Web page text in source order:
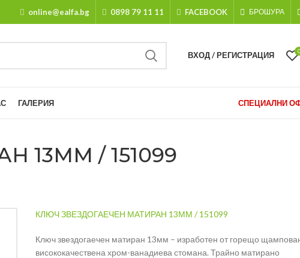
online@ealfa.bg 0898 79 11 11 FACEBOOK БРОШУРА
ВХОД / РЕГИСТРАЦИЯ 0
ГАЛЕРИЯ СПЕЦИАЛНИ
13ММ / 151099
КЛЮЧ ЗВЕЗДОГАЕЧЕН МАТИРАН 13ММ / 151099
Ключ звездогаечен матиран 13мм – изработен от горещо
висококачествена хром-ванадиева стомана. Трайно матирано